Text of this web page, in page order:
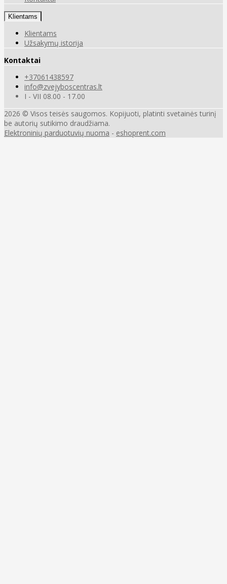
Klientams
Klientams
Užsakymų istorija
Kontaktai
+37061438597
info@zvejyboscentras.lt
I - VII 08.00 - 17.00
2026 © Visos teisės saugomos. Kopijuoti, platinti svetainės turinį
be autorių sutikimo draudžiama.
Elektroninių parduotuvių nuoma - eshoprent.com